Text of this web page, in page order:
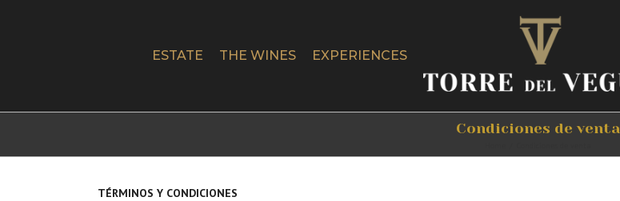
ESTATE THE WINES EXPERIENCES
Condiciones de venta
TÉRMINOS Y CONDICIONES